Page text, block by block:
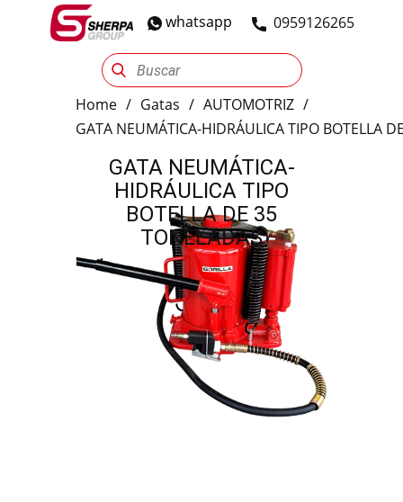
​0959126265
whatsapp
Sherpa Group Reencauche Automotriz
Home / Gatas / AUTOMOTRIZ /
GATA NEUMÁTICA-HIDRÁULICA TIPO BOTELLA
GATA NEUMÁTICA-
HIDRÁULICA TIPO
BOTELLA DE 35
TONELADAS